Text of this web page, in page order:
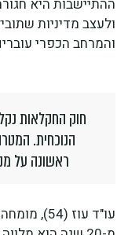
ההתיישבות היא
ולעצב מדיניות
והמרחב הכפרי
חוק החקלאות
הנוכחית.
ראשונה על
עו"ד עוז